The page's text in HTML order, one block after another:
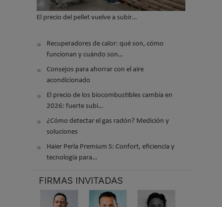
El precio del pellet vuelve a subir…
Recuperadores de calor: qué son, cómo
funcionan y cuándo son…
Consejos para ahorrar con el aire
acondicionado
El precio de los biocombustibles cambia en
2026: fuerte subi…
¿Cómo detectar el gas radón? Medición y
soluciones
Haier Perla Premium S: Confort, eficiencia y
tecnología para…
FIRMAS INVITADAS